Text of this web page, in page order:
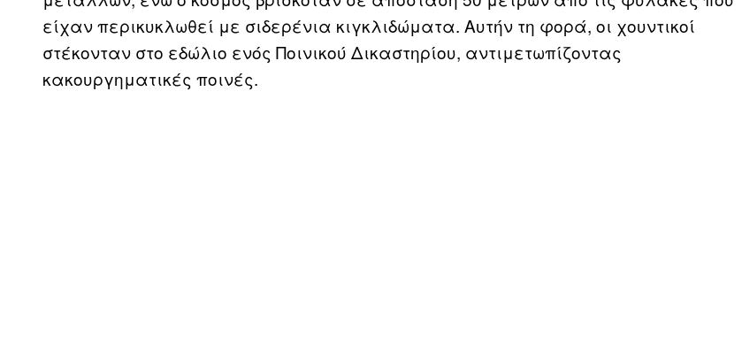
είχαν περικυκλωθεί με σιδερένια κιγκλιδώματα. Αυτήν τη φορά, οι χουντικοί
στέκονταν στο εδώλιο ενός Ποινικού Δικαστηρίου, αντιμετωπίζοντας
κακουργηματικές ποινές.